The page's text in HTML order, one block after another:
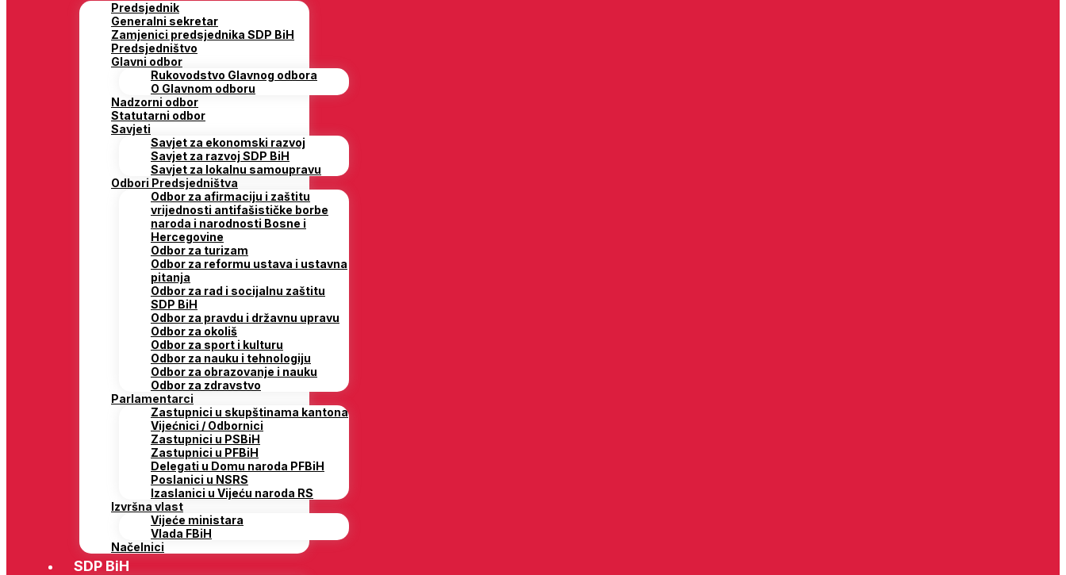
Predsjednik
Generalni sekretar
Zamjenici predsjednika SDP BiH
Predsjedništvo
Glavni odbor
Rukovodstvo Glavnog odbora
O Glavnom odboru
Nadzorni odbor
Statutarni odbor
Savjeti
Savjet za ekonomski razvoj
Savjet za razvoj SDP BiH
Savjet za lokalnu samoupravu
Odbori Predsjedništva
Odbor za afirmaciju i zaštitu
vrijednosti antifašističke borbe
naroda i narodnosti Bosne i
Hercegovine
Odbor za turizam
Odbor za reformu ustava i ustavna
pitanja
Odbor za rad i socijalnu zaštitu
SDP BiH
Odbor za pravdu i državnu upravu
Odbor za okoliš
Odbor za sport i kulturu
Odbor za nauku i tehnologiju
Odbor za obrazovanje i nauku
Odbor za zdravstvo
Parlamentarci
Zastupnici u skupštinama kantona
Vijećnici / Odbornici
Zastupnici u PSBiH
Zastupnici u PFBiH
Delegati u Domu naroda PFBiH
Poslanici u NSRS
Izaslanici u Vijeću naroda RS
Izvršna vlast
Vijeće ministara
Vlada FBiH
Načelnici
SDP BiH